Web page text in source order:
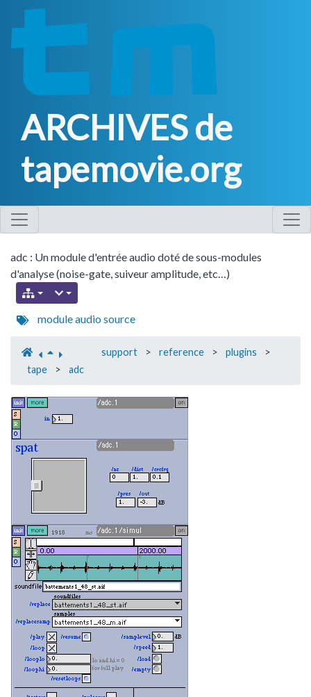
ARCHIVES de
tapemovie.org
adc : Un module d'entrée audio doté de sous-modules
d'analyse (noise-gate, suiveur amplitude, etc…)
moduleaudiosource
support > reference > plugins
>
tape
> adc